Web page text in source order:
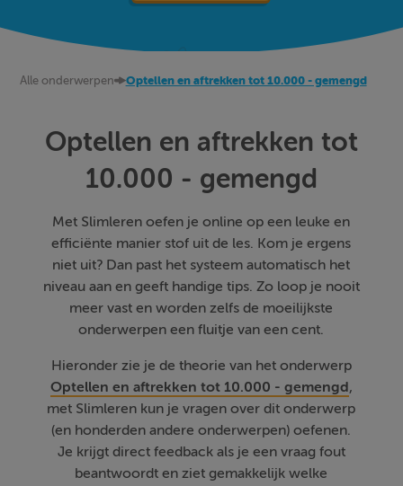
Alle onderwerpen Optellen en aftrekken tot 10.000 - gemengd
Optellen en aftrekken tot
10.000 - gemengd
Met Slimleren oefen je online op een leuke en
efficiënte manier stof uit de les. Kom je ergens
niet uit? Dan past het systeem automatisch het
niveau aan en geeft handige tips. Zo loop je nooit
meer vast en worden zelfs de moeilijkste
onderwerpen een fluitje van een cent.
Hieronder zie je de theorie van het onderwerp
Optellen en aftrekken tot 10.000 - gemengd,
met Slimleren kun je vragen over dit onderwerp
(en honderden andere onderwerpen) oefenen.
Je krijgt direct feedback als je een vraag fout
beantwoordt en ziet gemakkelijk welke